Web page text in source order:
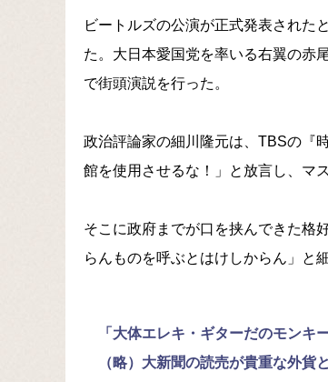
ビートルズの公演が正式発表された
た。大日本愛国党を率いる右翼の赤
で街頭演説を行った。
政治評論家の細川隆元は、TBSの『
館を使用させるな！」と放言し、マ
そこに政府までが口を挟んできた格
らんものを呼ぶとはけしからん」と
「大体エレキ・ギターだのモンキ
（略）大新聞の読売が貴重な外